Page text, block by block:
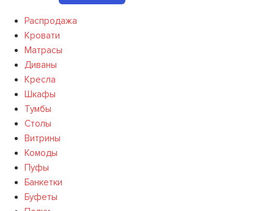
Распродажа
Кровати
Матрасы
Диваны
Кресла
Шкафы
Тумбы
Столы
Витрины
Комоды
Пуфы
Банкетки
Буфеты